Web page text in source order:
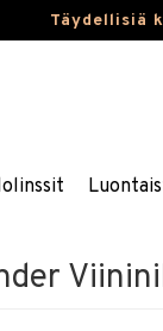
Täydellisiä